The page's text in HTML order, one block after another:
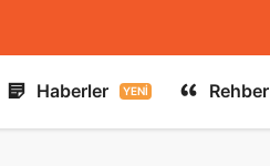
Haberler YENI Rehber